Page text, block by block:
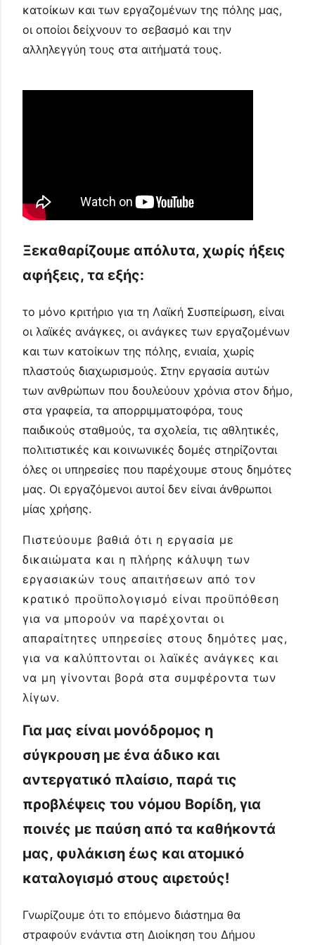
κατοίκων και των εργαζομένων της πόλης μας,
οι οποίοι δείχνουν το σεβασμό και την
αλληλεγγύη τους στα αιτήματά τους.
Ξεκαθαρίζουμε απόλυτα, χωρίς ήξεις
αφήξεις, τα εξής:
το μόνο κριτήριο για τη Λαϊκή Συσπείρωση, είναι
οι λαϊκές ανάγκες, οι ανάγκες των εργαζομένων
και των κατοίκων της πόλης, ενιαία, χωρίς
πλαστούς διαχωρισμούς. Στην εργασία αυτών
των ανθρώπων που δουλεύουν χρόνια στον δήμο,
στα γραφεία, τα απορριμματοφόρα, τους
παιδικούς σταθμούς, τα σχολεία, τις αθλητικές,
πολιτιστικές και κοινωνικές δομές στηρίζονται
όλες οι υπηρεσίες που παρέχουμε στους δημότες
μας. Οι εργαζόμενοι αυτοί δεν είναι άνθρωποι
μίας χρήσης.
Πιστεύουμε βαθιά ότι η εργασία με
δικαιώματα και η πλήρης κάλυψη των
εργασιακών τους απαιτήσεων από τον
κρατικό προϋπολογισμό είναι προϋπόθεση
για να μπορούν να παρέχονται οι
απαραίτητες υπηρεσίες στους δημότες μας,
για να καλύπτονται οι λαϊκές ανάγκες και
να μη γίνονται βορά στα συμφέροντα των
λίγων.
Για μας είναι μονόδρομος η
σύγκρουση με ένα άδικο και
αντεργατικό πλαίσιο, παρά τις
προβλέψεις του νόμου Βορίδη, για
ποινές με παύση από τα καθήκοντά
μας, φυλάκιση έως και ατομικό
καταλογισμό στους αιρετούς!
Γνωρίζουμε ότι το επόμενο διάστημα θα
στραφούν ενάντια στη Διοίκηση του Δήμου